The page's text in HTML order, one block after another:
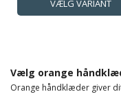
Vælg orange
Orange håndklæder giver